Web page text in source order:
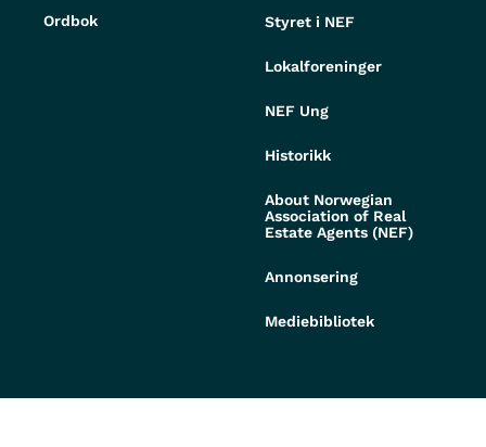
Ordbok Styret i NEF
Lokalforeninger
NEF Ung
Historikk
About Norwegian
Association of Real
Estate Agents (NEF)
Annonsering
Mediebibliotek